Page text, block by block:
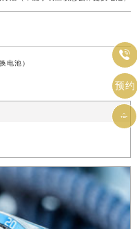
电池）

预约
